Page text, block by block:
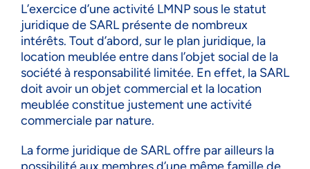
L’exercice d’une activité LMNP sous le statut
juridique de SARL présente de nombreux
intérêts. Tout d’abord, sur le plan juridique, la
location meublée entre dans l’objet social de la
société à responsabilité limitée. En effet, la SARL
doit avoir un objet commercial et la location
meublée constitue justement une activité
commerciale par nature.
La forme juridique de SARL offre par ailleurs la